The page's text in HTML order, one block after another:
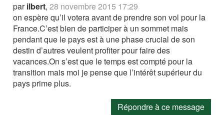
parilbert,28 novembre 2015 17:29
on espère qu’il votera avant de prendre son vol pour la
France.C’est bien de participer à un sommet mais
pendant que le pays est à une phase crucial de son
destin d’autres veulent profiter pour faire des
vacances.On s’est que le temps est compté pour la
transition mais moi je pense que l’intérêt supérieur du
pays prime plus.
Répondre à ce message